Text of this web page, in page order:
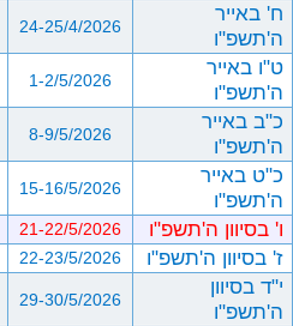
ח' באייר
ה'תשפ"ו
24-25/4/2026
ט"ו באייר
ה'תשפ"ו
1-2/5/2026
כ"ב באייר
ה'תשפ"ו
8-9/5/2026
כ"ט באייר
ה'תשפ"ו
15-16/5/2026
ו' בסיוון ה'תשפ"ו 21-22/5/2026
ז' בסיוון ה'תשפ"ו 22-23/5/2026
י"ד בסיוון
ה'תשפ"ו
29-30/5/2026